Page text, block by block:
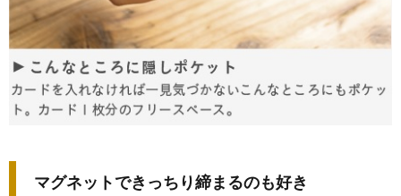
マグネットできっちり締まるのも好き